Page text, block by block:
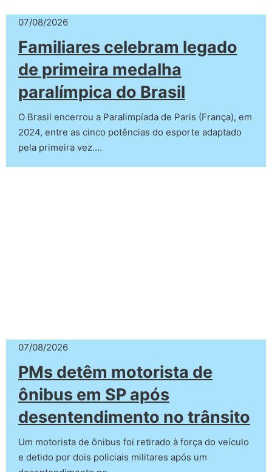
07/08/2026
Familiares celebram legado
de primeira medalha
paralímpica do Brasil
O Brasil encerrou a Paralimpíada de Paris (França), em
2024, entre as cinco potências do esporte adaptado
pela primeira vez.…
07/08/2026
PMs detêm motorista de
ônibus em SP após
desentendimento no trânsito
Um motorista de ônibus foi retirado à força do veículo
e detido por dois policiais militares após um